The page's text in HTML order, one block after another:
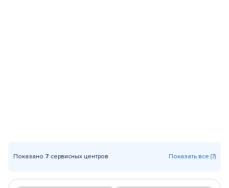
Показано 7 сервисных центров Показать все (7)